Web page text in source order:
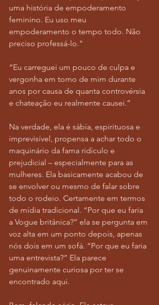
uma história de empoderamento
feminino. Eu uso meu
empoderamento o tempo todo. Não
preciso professá-lo."
“Eu carreguei um pouco de culpa e
vergonha em torno de mim durante
anos por causa de quanta controvérsia
e chateação eu realmente causei.”
Na verdade, ela é sábia, espirituosa e
imprevisível, propensa a achar todo o
maquinário da fama ridículo e
prejudicial – especialmente para as
mulheres. Ela basicamente acabou de
se envolver ou mesmo de falar sobre
todo o rodeio. Certamente em termos
de mídia tradicional. “Por que eu faria
a Vogue britânica?” ela se pergunta em
voz alta em um ponto depois, apenas
nós dois em um sofá. “Por que eu faria
uma entrevista?” Ela parece
genuinamente curiosa por ter se
encontrado aqui.